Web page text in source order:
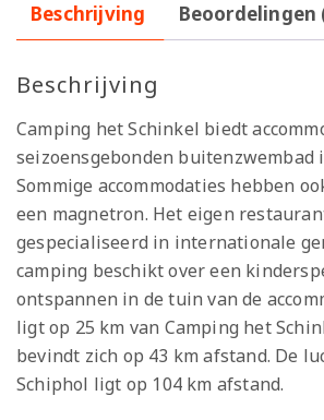
Beschrijving Beoordelingen
Beschrijving
Camping het Schinkel biedt
seizoensgebonden buitenzwembad
Sommige accommodaties hebben
een magnetron. Het eigen
gespecialiseerd in internationale
camping beschikt over een
ontspannen in de tuin van de
ligt op 25 km van Camping het
bevindt zich op 43 km afstand. De
Schiphol ligt op 104 km afstand.